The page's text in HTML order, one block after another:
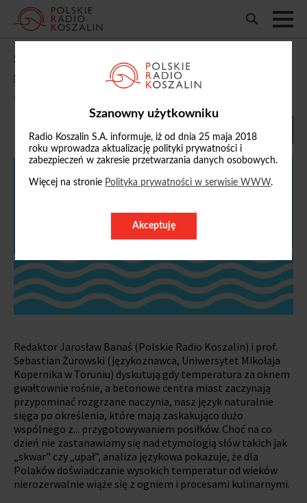
Szanowny użytkowniku
Radio Koszalin S.A. informuje, iż od dnia 25 maja 2018
roku wprowadza aktualizację polityki prywatności i
zabezpieczeń w zakresie przetwarzania danych osobowych.
Więcej na stronie Polityka prywatności w serwisie WWW.
Akceptuję
Słownik na fali upałów: Dlaczego polskie
gorąco ma korzenie w kuchni?
04/07/2026, 11:38
Redaktor Jarosław Banaś (Polskie Radio Koszalin) i prof.
Sebastian Żurowski (językoznawca, Uniwersytet Mikołaja
Kopernika w Toruniu) dyskutują gdy temperatura za oknem
gwałtownie rośnie, a betonowe centra miast zaczynają
przypominać rozgrzane naczynia, nasz język naturalnie
sięga po określenia, które mają zaskakująco dużo
wspólnego z... przygotowywaniem posiłków. Choć na co
dzień nie zastanawiamy się nad etymologią słów takich jak
„skwar” czy „upał”, analiza językowa pokazuje, że dla
Polaków doświadczanie wysokich temperatur od wieków
nierozerwalnie wiąże się z ogniem i procesami kulinarnymi.